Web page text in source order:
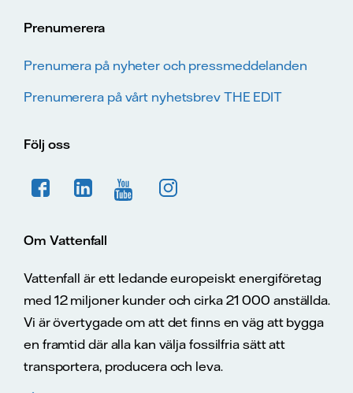
Prenumerera
Prenumera på nyheter och pressmeddelanden
Prenumerera på vårt nyhetsbrev THE EDIT
Följ oss
Om Vattenfall
Vattenfall är ett ledande europeiskt energiföretag
med 12 miljoner kunder och cirka 21 000 anställda.
Vi är övertygade om att det finns en väg att bygga
en framtid där alla kan välja fossilfria sätt att
transportera, producera och leva.